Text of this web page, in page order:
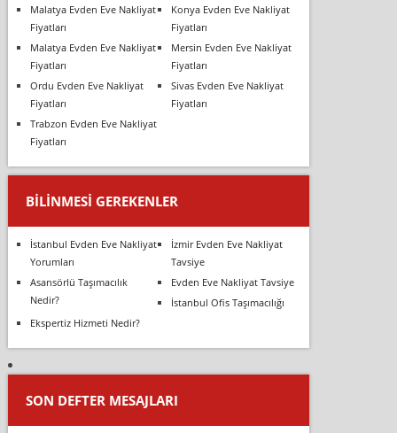
Malatya Evden Eve Nakliyat
Fiyatları
Konya Evden Eve Nakliyat
Fiyatları
Malatya Evden Eve Nakliyat
Fiyatları
Mersin Evden Eve Nakliyat
Fiyatları
Ordu Evden Eve Nakliyat
Fiyatları
Sivas Evden Eve Nakliyat
Fiyatları
Trabzon Evden Eve Nakliyat
Fiyatları
BILINMESI GEREKENLER
İstanbul Evden Eve Nakliyat
Yorumları
İzmir Evden Eve Nakliyat
Tavsiye
Asansörlü Taşımacılık
Nedir?
Evden Eve Nakliyat Tavsiye
İstanbul Ofis Taşımacılığı
Ekspertiz Hizmeti Nedir?
SON DEFTER MESAJLARI